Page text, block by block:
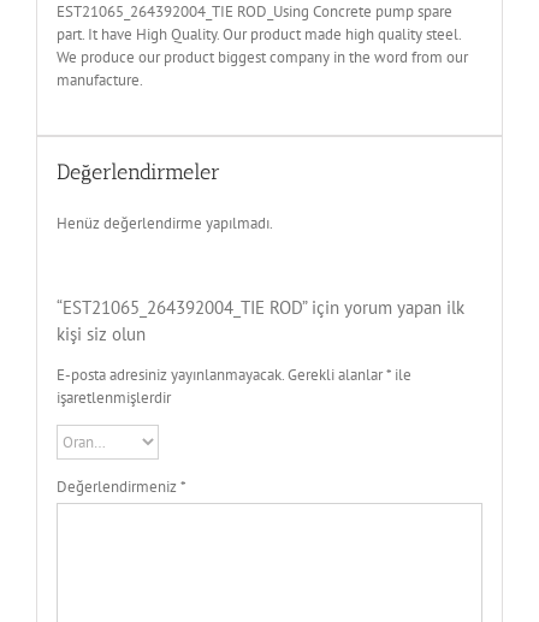
EST21065_264392004_TIE ROD_Using Concrete pump spare
part. It have High Quality. Our product made high quality steel.
We produce our product biggest company in the word from our
manufacture.
Değerlendirmeler
Henüz değerlendirme yapılmadı.
“EST21065_264392004_TIE ROD” için yorum yapan ilk
kişi siz olun
E-posta adresiniz yayınlanmayacak. Gerekli alanlar*ile
işaretlenmişlerdir
Değerlendirmeniz*